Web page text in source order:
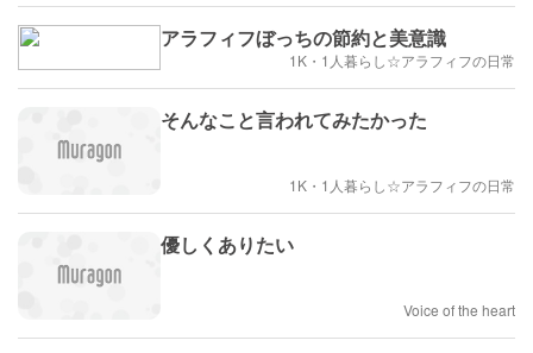
アラフィフぼっちの節約と美意識
1K・1人暮らし☆アラフィフの日常
そんなこと言われてみたかった
1K・1人暮らし☆アラフィフの日常
優しくありたい
Voice of the heart